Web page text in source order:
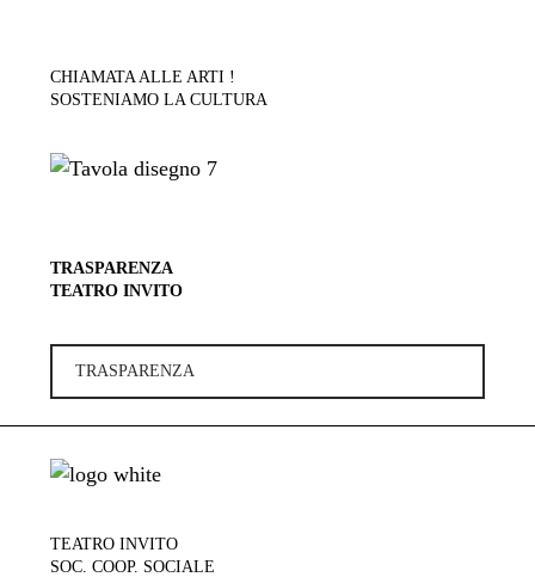
CHIAMATA ALLE ARTI !
SOSTENIAMO LA CULTURA
TRASPARENZA
TEATRO INVITO
TRASPARENZA
TEATRO INVITO
SOC. COOP. SOCIALE